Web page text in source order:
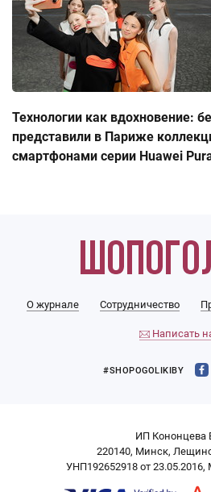
Технологии как вдохновение:
представили в Париже
смартфонами серии Huawei
О журнале Сотрудничество
Написать
#SHOPOGOLIKIBY
ИП Кононцева
220140, Минск,
УНП192652918 от